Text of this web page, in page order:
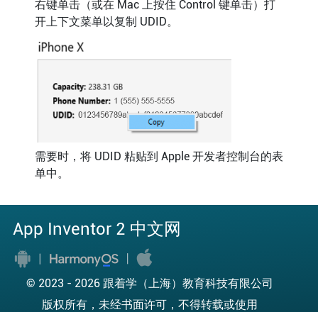
右键单击（或在 Mac 上按住 Control 键单击）打
开上下文菜单以复制 UDID。
需要时，将 UDID 粘贴到 Apple 开发者控制台的表
单中。
App Inventor 2 中文网
© 2023 - 2026 跟着学（上海）教育科技有限公司
版权所有，未经书面许可，不得转载或使用